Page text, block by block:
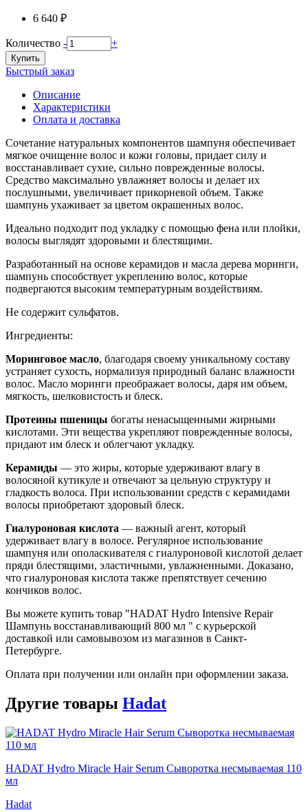
6 640 ₽
Количество - +
Купить
Быстрый заказ
Описание
Характеристики
Оплата и доставка
Сочетание натуральных компонентов шампуня обеспечивает
мягкое очищение волос и кожи головы, придает силу и
восстанавливает сухие, сильно поврежденные волосы.
Средство максимально увлажняет волосы и делает их
послушными, увеличивает прикорневой объем. Также
шампунь ухаживает за цветом окрашенных волос.
Идеально подходит под укладку с помощью фена или плойки,
волосы выглядят здоровыми и блестящими.
Разработанный на основе керамидов и масла дерева моринги,
шампунь способствует укреплению волос, которые
подвергаются высоким температурным воздействиям.
Не содержит сульфатов.
Ингредиенты:
Моринговое масло, благодаря своему уникальному составу
устраняет сухость, нормализуя природный баланс влажности
волос. Масло моринги преображает волосы, даря им объем,
мягкость, шелковистость и блеск.
Протеины пшеницы богаты ненасыщенными жирными
кислотами. Эти вещества укрепляют поврежденные волосы,
придают им блеск и облегчают укладку.
Керамиды — это жиры, которые удерживают влагу в
волосяной кутикуле и отвечают за цельную структуру и
гладкость волоса. При использовании средств с керамидами
волосы приобретают здоровый блеск.
Гиалуроновая кислота — важный агент, который
удерживает влагу в волосе. Регулярное использование
шампуня или ополаскивателя с гиалуроновой кислотой делает
пряди блестящими, эластичными, увлажненными. Доказано,
что гиалуроновая кислота также препятствует сечению
кончиков волос.
Вы можете купить товар "HADAT Hydro Intensive Repair
Шампунь восстанавливающий 800 мл " с курьерской
доставкой или самовывозом из магазинов в Санкт-
Петербурге.
Оплата при получении или онлайн при оформлении заказа.
Другие товары Hadat
HADAT Hydro Miracle Hair Serum Сыворотка несмываемая 110
мл
Hadat